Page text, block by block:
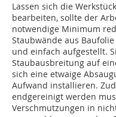
Lassen sich die
bearbeiten, sollte der
notwendige Minimum
Staubwände aus
und einfach aufgestellt.
Staubausbreitung auf
sich eine etwaige
Aufwand installieren.
endgereinigt werden
Verschmutzungen in